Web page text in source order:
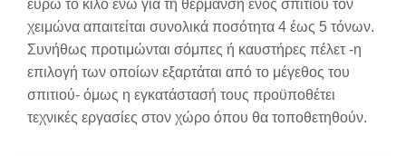
ευρώ το κιλό ενώ για τη θέρμανση ενός σπιτιού τον
χειμώνα απαιτείται συνολικά ποσότητα 4 έως 5 τόνων.
Συνήθως προτιμώνται σόμπες ή καυστήρες πέλετ -η
επιλογή των οποίων εξαρτάται από το μέγεθος του
σπιτιού- όμως η εγκατάστασή τους προϋποθέτει
τεχνικές εργασίες στον χώρο όπου θα τοποθετηθούν.